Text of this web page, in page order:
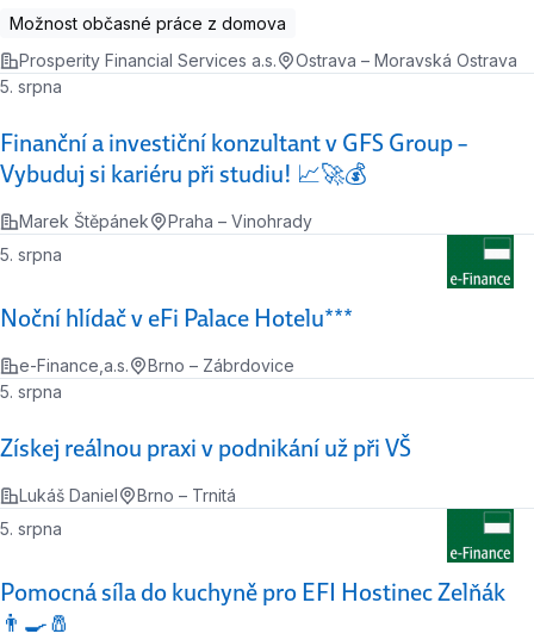
Možnost občasné práce z domova
Prosperity Financial Services a.s.
Ostrava – Moravská Ostrava
Finanční a investiční konzultant v GFS Group –
Vybuduj si kariéru při studiu! 📈🚀💰
5. srpna
Marek Štěpánek Praha – Vinohrady
Noční hlídač v eFi Palace Hotelu***
5. srpna
e-Finance,a.s. Brno – Zábrdovice
Získej reálnou praxi v podnikání už při VŠ
5. srpna
Lukáš Daniel Brno – Trnitá
Pomocná síla do kuchyně pro EFI Hostinec Zelňák
👨‍🍳🧂
5. srpna